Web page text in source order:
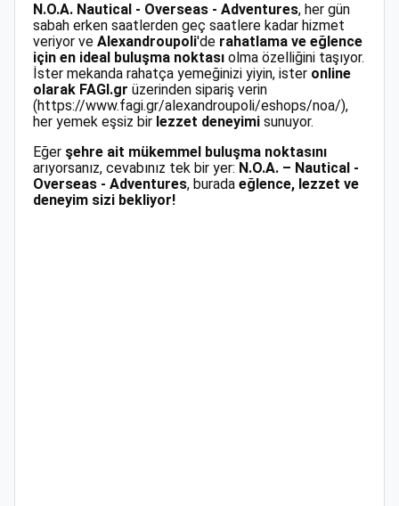
N.O.A. Nautical - Overseas - Adventures, her gün
sabah erken saatlerden geç saatlere kadar hizmet
veriyor ve Alexandroupoli'de rahatlama ve eğlence
için en ideal buluşma noktası olma özelliğini taşıyor.
İster mekanda rahatça yemeğinizi yiyin, ister online
olarak FAGI.gr üzerinden sipariş verin
(https://www.fagi.gr/alexandroupoli/eshops/noa/),
her yemek eşsiz bir lezzet deneyimi sunuyor.
Eğer şehre ait mükemmel buluşma noktasını
arıyorsanız, cevabınız tek bir yer: N.O.A. – Nautical -
Overseas - Adventures, burada eğlence, lezzet ve
deneyim sizi bekliyor!